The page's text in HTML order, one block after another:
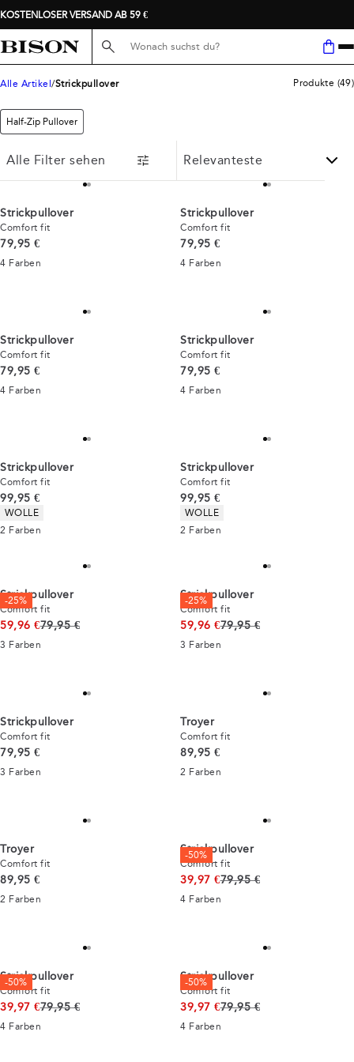
KOSTENLOSER VERSAND AB 59 €
Suche hier...
Alle Artikel Strickpullover Produkte (49)
Half-Zip Pullover
Alle Filter sehen
Strickpullover
Comfort fit
Preis
79,95 €
4 Farben
Strickpullover
Comfort fit
Preis
79,95 €
4 Farben
Strickpullover
Comfort fit
Preis
79,95 €
4 Farben
Strickpullover
Comfort fit
Preis
79,95 €
4 Farben
Strickpullover
Comfort fit
Preis
99,95 €
Produkteigenschaften
WOLLE
2 Farben
Strickpullover
Comfort fit
Preis
99,95 €
Produkteigenschaften
WOLLE
2 Farben
-25%
Strickpullover
Comfort fit
59,96 €Ursprünglicher Preis
79,95 €
3 Farben
-25%
Strickpullover
Comfort fit
59,96 €Ursprünglicher Preis
79,95 €
3 Farben
Strickpullover
Comfort fit
Preis
79,95 €
3 Farben
Troyer
Comfort fit
Preis
89,95 €
2 Farben
Troyer
Comfort fit
Preis
89,95 €
2 Farben
-50%
Strickpullover
Comfort fit
39,97 €Ursprünglicher Preis
79,95 €
4 Farben
-50%
Strickpullover
Comfort fit
39,97 €Ursprünglicher Preis
79,95 €
4 Farben
-50%
Strickpullover
Comfort fit
39,97 €Ursprünglicher Preis
79,95 €
4 Farben